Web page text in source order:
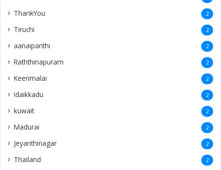
ThankYou 2
Tiruchi 2
aanaipanthi 2
Raththinapuram 2
Keerimalai 2
Idaikkadu 2
kuwait 2
Madurai 2
Jeyanthinagar 2
Thailand 2